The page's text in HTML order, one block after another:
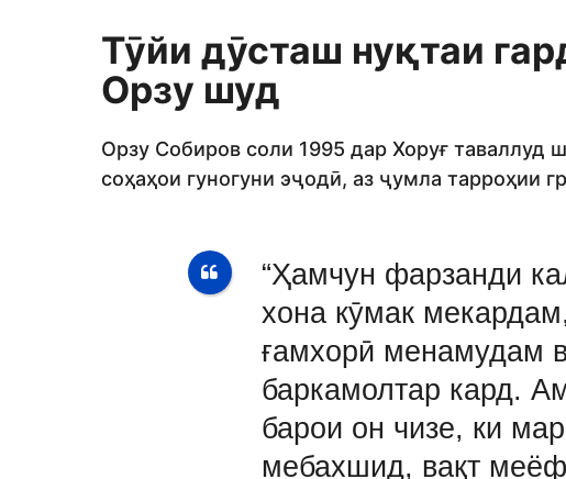
Тӯйи дӯсташ нуқтаи
Орзу шуд
Орзу Собиров соли 1995 дар Хоруғ таваллуд
соҳаҳои гуногуни эҷодӣ, аз ҷумла тарроҳии
“Ҳамчун фарзанди
хона кӯмак
ғамхорӣ менамудам
баркамолтар кард.
барои он чизе, ки
мебахшид, вақт